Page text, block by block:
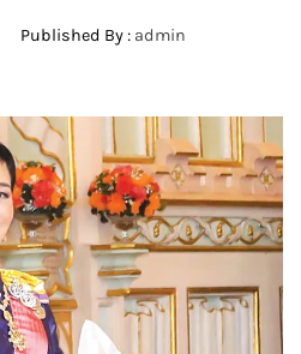
Published By : admin